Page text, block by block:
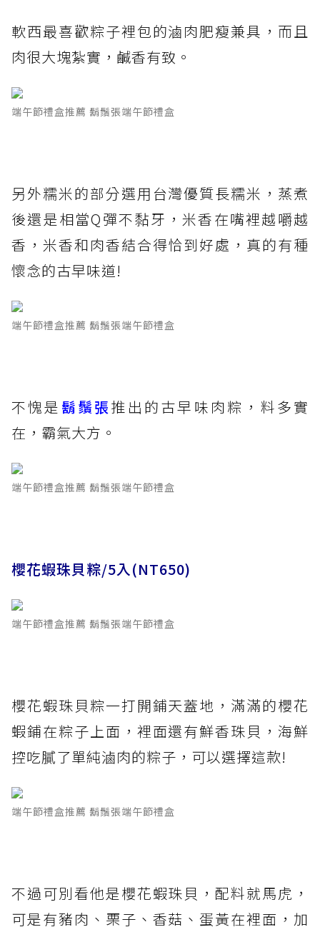
軟西最喜歡粽子裡包的滷肉肥瘦兼具，而且
肉很大塊紮實，鹹香有致。
端午節禮盒推薦 鬍鬚張端午節禮盒
另外糯米的部分選用台灣優質長糯米，蒸煮
後還是相當Q彈不黏牙，米香在嘴裡越嚼越
香，米香和肉香結合得恰到好處，真的有種
懷念的古早味道!
端午節禮盒推薦 鬍鬚張端午節禮盒
不愧是 鬍鬚張推出的古早味肉粽，料多實
在，霸氣大方。
端午節禮盒推薦 鬍鬚張端午節禮盒
櫻花蝦珠貝粽/5入(NT650)
端午節禮盒推薦 鬍鬚張端午節禮盒
櫻花蝦珠貝粽一打開鋪天蓋地，滿滿的櫻花
蝦鋪在粽子上面，裡面還有鮮香珠貝，海鮮
控吃膩了單純滷肉的粽子，可以選擇這款!
端午節禮盒推薦 鬍鬚張端午節禮盒
不過可別看他是櫻花蝦珠貝，配料就馬虎，
可是有豬肉、栗子、香菇、蛋黃在裡面，加